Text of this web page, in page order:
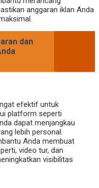
anggaran iklan Anda
dan
efektif untuk
platform seperti
dapat menjangkau
lebih personal.
Anda membuat
video tur, dan
visibilitas